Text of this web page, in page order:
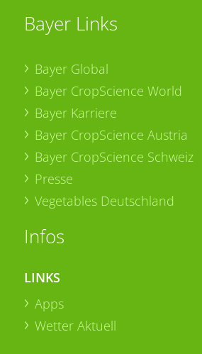
Bayer Links
Bayer Global
Bayer CropScience World
Bayer Karriere
Bayer CropScience Austria
Bayer CropScience Schweiz
Presse
Vegetables Deutschland
Infos
LINKS
Apps
Wetter Aktuell